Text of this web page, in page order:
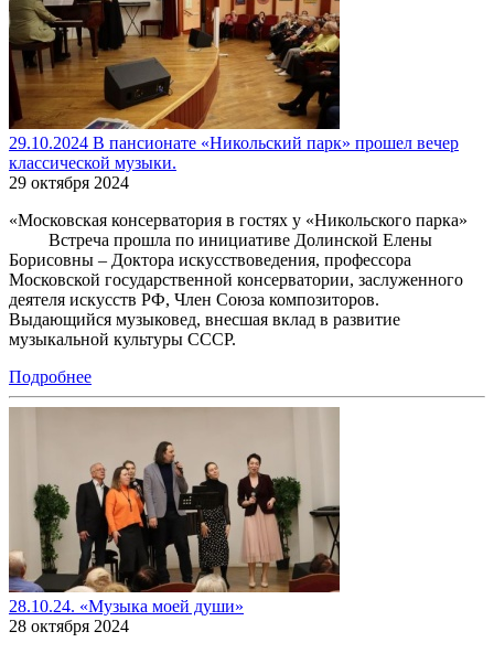
29.10.2024 В пансионате «Никольский парк» прошел вечер
классической музыки.
29 октября 2024
«Московская консерватория в гостях у «Никольского парка»
Встреча прошла по инициативе Долинской Елены
Борисовны – Доктора искусствоведения, профессора
Московской государственной консерватории, заслуженного
деятеля искусств РФ, Член Союза композиторов.
Выдающийся музыковед, внесшая вклад в развитие
музыкальной культуры СССР.
Подробнее
28.10.24. «Музыка моей души»
28 октября 2024